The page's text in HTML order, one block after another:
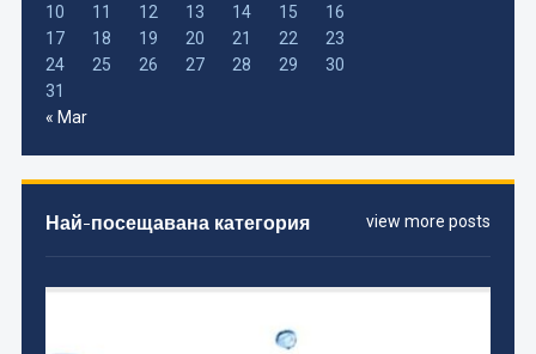
10
11 12 13 14 15
16
17
18 19 20 21 22
23
24
25 26 27 28 29
30
31
« Mar
view more posts
Най-посещавана категория